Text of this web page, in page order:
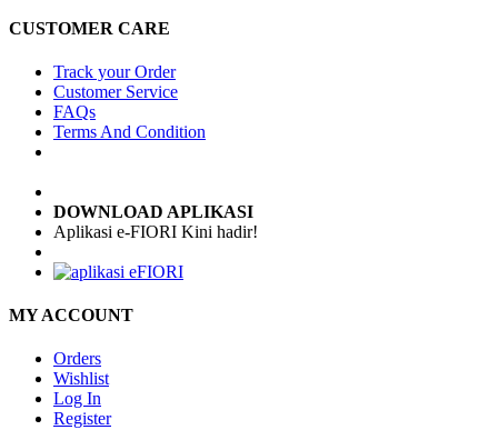
CUSTOMER CARE
Track your Order
Customer Service
FAQs
Terms And Condition
DOWNLOAD APLIKASI
Aplikasi e-FIORI Kini hadir!
MY ACCOUNT
Orders
Wishlist
Log In
Register